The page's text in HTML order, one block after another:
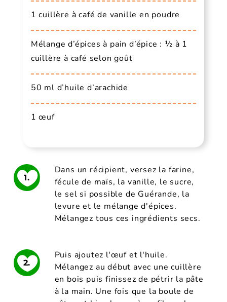
1 cuillère à café de vanille en poudre
Mélange d’épices à pain d’épice : ½ à 1
cuillère à café selon goût
50 ml d’huile d’arachide
1 œuf
1.
Dans un récipient, versez la farine,
fécule de maïs, la vanille, le sucre,
le sel si possible de Guérande, la
levure et le mélange d'épices.
Mélangez tous ces ingrédients secs.
2.
Puis ajoutez l'œuf et l'huile.
Mélangez au début avec une cuillère
en bois puis finissez de pétrir la pâte
à la main. Une fois que la boule de